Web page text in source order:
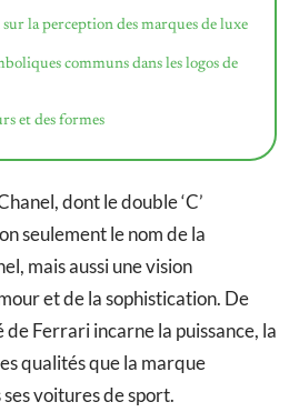
la perception des marques de luxe
communs dans les logos de
et des formes
dont le double ‘C’
seulement le nom de la
mais aussi une vision
et de la sophistication. De
Ferrari incarne la puissance, la
qualités que la marque
voitures de sport.